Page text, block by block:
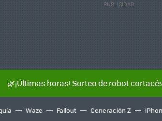
🌿¡Últimas horas! Sorteo de robot
Waze Fallout Generación Z